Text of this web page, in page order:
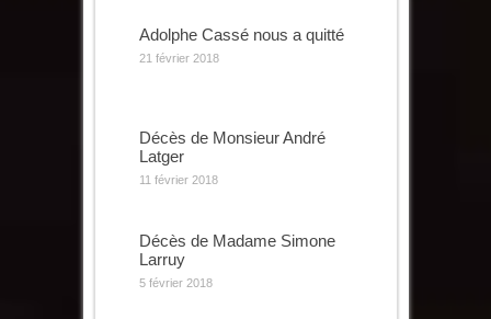
Adolphe Cassé nous a quitté
21 février 2018
Décès de Monsieur André
Latger
11 février 2018
Décès de Madame Simone
Larruy
5 février 2018